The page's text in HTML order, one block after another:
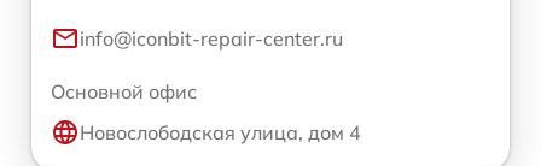
info@iconbit-repair-center.ru
Основной офис
Новослободская улица, дом 4